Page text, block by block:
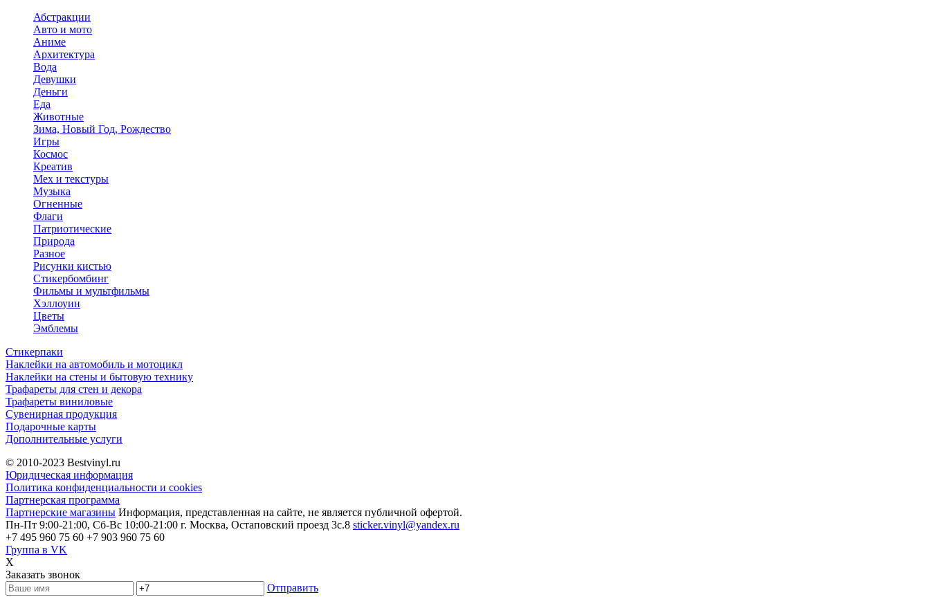
Абстракции
Авто и мото
Аниме
Архитектура
Вода
Девушки
Деньги
Еда
Животные
Зима, Новый Год, Рождество
Игры
Космос
Креатив
Мех и текстуры
Музыка
Огненные
Флаги
Патриотические
Природа
Разное
Рисунки кистью
Стикербомбинг
Фильмы и мультфильмы
Хэллоуин
Цветы
Эмблемы
Стикерпаки
Наклейки на автомобиль и мотоцикл
Наклейки на стены и бытовую технику
Трафареты для стен и декора
Трафареты виниловые
Сувенирная продукция
Подарочные карты
Дополнительные услуги
© 2010-2023 Bestvinyl.ru
Юридическая информация
Политика конфиденциальности и cookies
Партнерская программа
Партнерские магазины Информация, представленная на сайте, не является публичной офертой.
Пн-Пт 9:00-21:00, Сб-Вс 10:00-21:00 г. Москва, Остаповский проезд 3с.8 sticker.vinyl@yandex.ru
+7 495 960 75 60 +7 903 960 75 60
Группа в VK
X
Заказать звонок
Отправить